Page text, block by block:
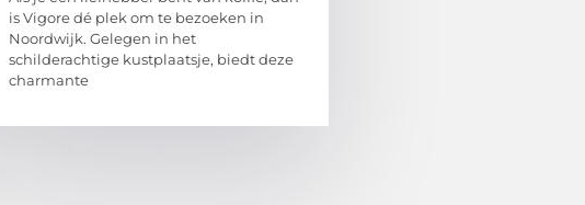
is Vigore dé plek om te bezoeken in
Noordwijk. Gelegen in het
schilderachtige kustplaatsje, biedt deze
charmante